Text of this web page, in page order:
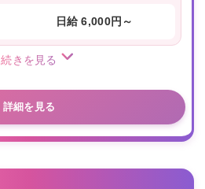
日給 6,000円～
続きを見る
詳細を見る